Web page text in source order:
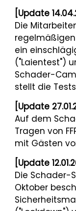
[Update
Die
ein
("Laientest")
Schader-
stellt die
[Update
Auf dem
Tragen von
mit Gästen
[Update
Die Schader-
Oktober